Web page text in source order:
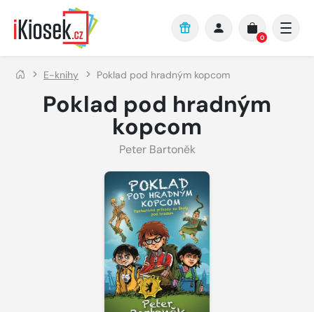
Přejít na hlavní obsah
0
E-knihy Poklad pod hradným kopcom
Poklad pod hradným
kopcom
Peter Bartoněk